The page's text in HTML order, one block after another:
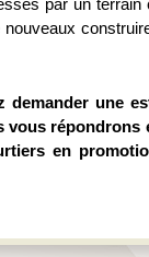
par un
une
en